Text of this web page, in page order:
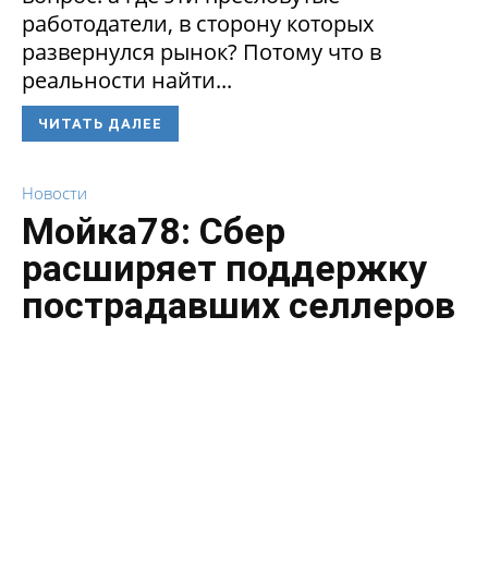
работодатели, в сторону которых
развернулся рынок? Потому что в
реальности найти...
ЧИТАТЬ ДАЛЕЕ
Новости
Мойка78: Сбер
расширяет поддержку
пострадавших селлеров